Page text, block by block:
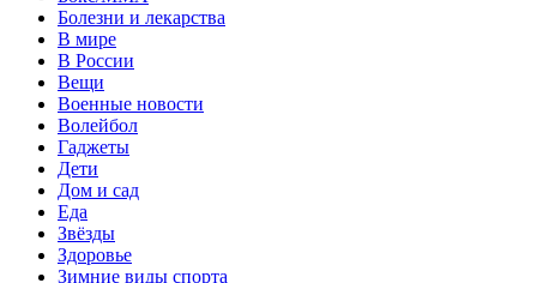
Болезни и лекарства
В мире
В России
Вещи
Военные новости
Волейбол
Гаджеты
Дети
Дом и сад
Еда
Звёзды
Здоровье
Зимние виды спорта